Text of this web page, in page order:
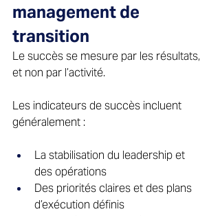
management de
transition
Le succès se mesure par les résultats,
et non par l’activité.
Les indicateurs de succès incluent
généralement :
La stabilisation du leadership et
des opérations
Des priorités claires et des plans
d’exécution définis